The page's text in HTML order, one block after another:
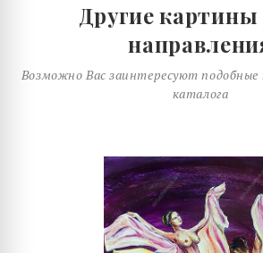
Другие картины
Возможно Вас заинтересуют
каталога